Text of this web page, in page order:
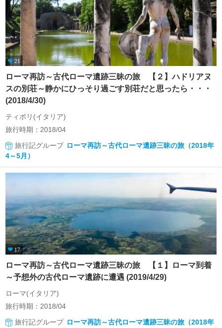
21
ローマ再訪～古代ローマ遺跡三昧の旅 【２】ハドリアヌ
スの別荘～静かにひっそり過ごす別荘だと思ったら・・・
(2018/4/30)
ティボリ(イタリア)
旅行時期：2018/04
旅行記グループ ローマ再訪～古代ローマ遺跡三昧の旅（2018年
4～5月）
17
ローマ再訪～古代ローマ遺跡三昧の旅 【１】ローマ到着
～予想外の古代ローマ遺跡に遭遇 (2019/4/29)
ローマ(イタリア)
旅行時期：2018/04
旅行記グループ ローマ再訪～古代ローマ遺跡三昧の旅（2018年